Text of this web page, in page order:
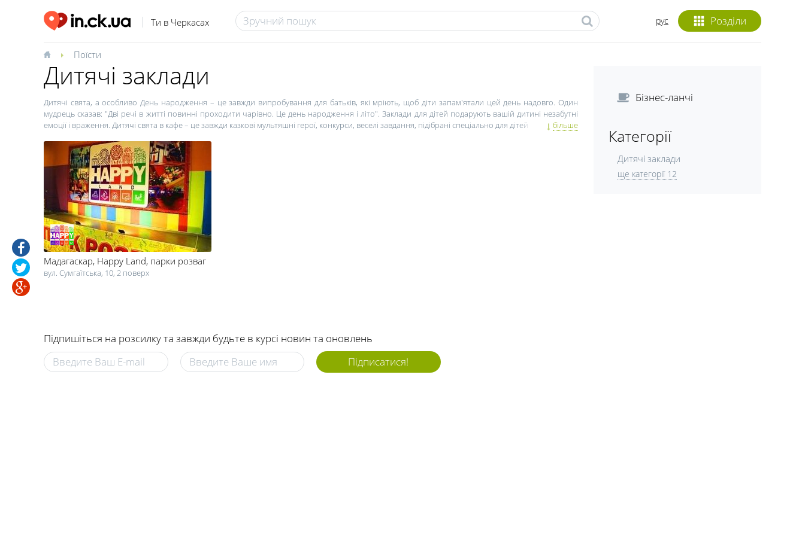
Ти в Черкасах Розділи
рус
Поїсти
Дитячі заклади
Дитячі свята, а особливо День народження – це завжди випробування для батьків, які мріють, щоб діти запам'ятали цей день надовго. Один
мудрець сказав: "Дві речі в житті повинні проходити чарівно. Це день народження і літо". Заклади для дітей подарують вашій дитині незабутні
емоції і враження. Дитячі свята в кафе – це завжди казкові мультяшні герої, конкурси, веселі завдання, підібрані спеціально для дітей різного віку.
добре підберуть тематику святкування, запросять веселих аніматорів, придумають унікальну програму свята та багато іншого.
У нашому місті теж є заклади, які спеціалізуються на проведенні дитячого свята. Там ви зможете організувати дитячий карнавал, інтелектуальний
вечір, Новий рік та багато іншого. Крім цього, в закладі ви зможете насолодитися якісними мультфільмами, гарною музикою, караоке, ігровими
програмами та смачними стравами!
Дитячі кафе часто організовують благодійні і соціальні заходи. Практично кожні вихідні розважальні заклади для дітей пропонують цікаву шоу-
програму для малюків різного віку.
більше
Мадагаскар, Happy Land, парки розваг
вул. Сумгаїтська, 10, 2 поверх
Підпишіться на розсилку та завжди будьте в курсі новин та оновлень
Підписатися!
Бізнес-ланчі
Категорії
Дитячі заклади
ще категорії 12